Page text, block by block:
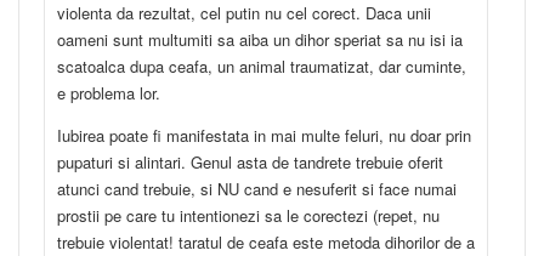
violenta da rezultat, cel putin nu cel corect. Daca unii
oameni sunt multumiti sa aiba un dihor speriat sa nu isi ia
scatoalca dupa ceafa, un animal traumatizat, dar cuminte,
e problema lor.
Iubirea poate fi manifestata in mai multe feluri, nu doar prin
pupaturi si alintari. Genul asta de tandrete trebuie oferit
atunci cand trebuie, si NU cand e nesuferit si face numai
prostii pe care tu intentionezi sa le corectezi (repet, nu
trebuie violentat! taratul de ceafa este metoda dihorilor de a